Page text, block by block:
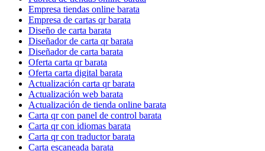
Empresa tiendas online barata
Empresa de cartas qr barata
Diseño de carta barata
Diseñador de carta qr barata
Diseñador de carta barata
Oferta carta qr barata
Oferta carta digital barata
Actualización carta qr barata
Actualización web barata
Actualización de tienda online barata
Carta qr con panel de control barata
Carta qr con idiomas barata
Carta qr con traductor barata
Carta escaneada barata